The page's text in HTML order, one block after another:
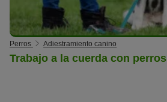
Perros Adiestramiento canino
Trabajo a la cuerda con perros